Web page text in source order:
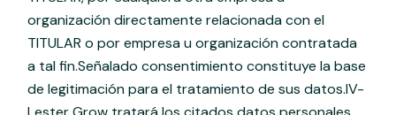
organización directamente relacionada con el
TITULAR o por empresa u organización contratada
a tal fin.Señalado consentimiento constituye la base
de legitimación para el tratamiento de sus datos.IV-